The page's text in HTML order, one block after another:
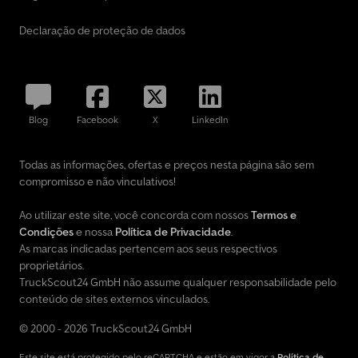
Declaração de proteção de dados
Blog Facebook X LinkedIn
Todas as informações, ofertas e preços nesta página são sem
compromisso e não vinculativos!
Ao utilizar este site, você concorda com nossosTermos e
Condiçõese nossa Política de Privacidade.
As marcas indicadas pertencem aos seus respectivos
proprietários.
TruckScout24 GmbH não assume qualquer responsabilidade pelo
conteúdo de sites externos vinculados.
© 2000 - 2026 TruckScout24 GmbH